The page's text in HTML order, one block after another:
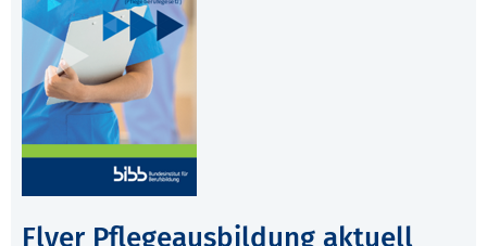
Flyer Pflegeausbildung aktuell